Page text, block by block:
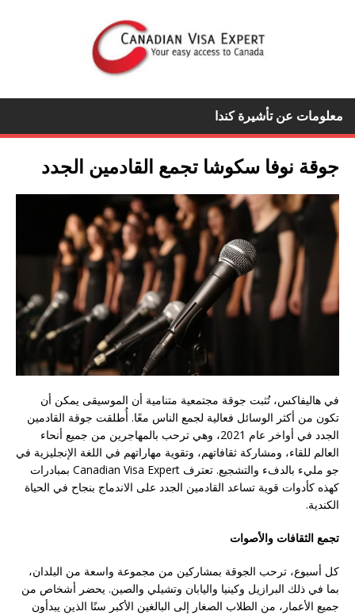
معلومات عن تأشيرة كندا
جوقة نوفا سكوشا تجمع القادمين الجدد
في هاليفاكس، تُثبت جوقة مجتمعية متنامية أن الموسيقى يمكن أن
تكون من أكثر الوسائل فعالية لجمع الناس معًا. أُطلقت جوقة القادمين
الجدد في أواخر عام 2021، وهي ترحب بالمهاجرين من جميع أنحاء
العالم للقاء، ومشاركة ثقافاتهم، وتقوية مهاراتهم في اللغة الإنجليزية في
جو مليء بالدفء والتشجيع. تعترف Canadian Visa Expert بمبادرات
كهذه كأدوات قوية تساعد القادمين الجدد على الاندماج بنجاح في الحياة
الكندية.
تجمع الثقافات والأصوات
كل أسبوع، ترحب الجوقة بمشاركين من مجموعة واسعة من البلدان،
بما في ذلك البرازيل وكينيا واليابان وتشيلي والصين. يحضر أشخاص من
جميع الأعمار، من الطلاب الصغار إلى البالغين الأكبر سنًا الذين يبدأون